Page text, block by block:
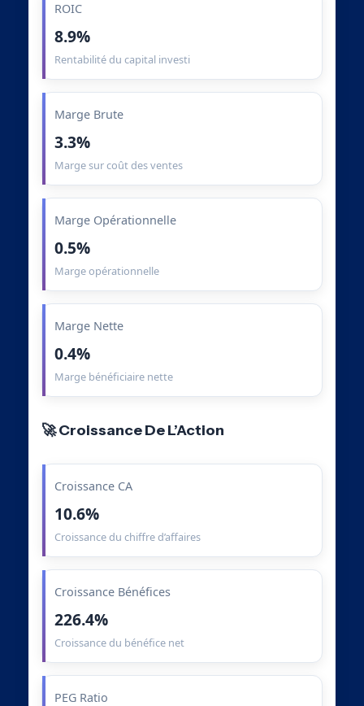
ROIC
8.9%
Rentabilité du capital investi
Marge Brute
3.3%
Marge sur coût des ventes
Marge Opérationnelle
0.5%
Marge opérationnelle
Marge Nette
0.4%
Marge bénéficiaire nette
🚀 Croissance De L’Action
Croissance CA
10.6%
Croissance du chiffre d’affaires
Croissance Bénéfices
226.4%
Croissance du bénéfice net
PEG Ratio